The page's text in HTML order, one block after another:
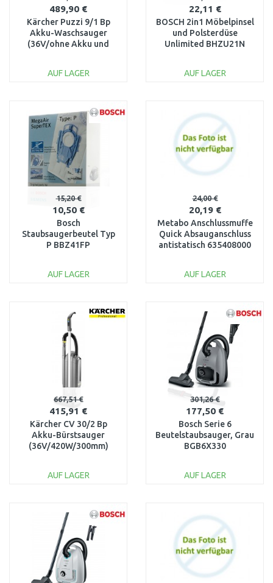
489,90 €
Kärcher Puzzi 9/1 Bp
Akku-Waschsauger
(36V/ohne Akku und
AUF LAGER
Vergleichen
22,11 €
BOSCH 2in1 Möbelpinsel
und Polsterdüse
Unlimited BHZU21N
AUF LAGER
Vergleichen
15,20 €
10,50 €
Bosch
Staubsaugerbeutel Typ
P BBZ41FP
AUF LAGER
Vergleichen
24,00 €
20,19 €
Metabo Anschlussmuffe
Quick Absauganschluss
antistatisch 635408000
AUF LAGER
Vergleichen
667,51 €
415,91 €
Kärcher CV 30/2 Bp
Akku-Bürstsauger
(36V/420W/300mm)
AUF LAGER
Vergleichen
301,26 €
177,50 €
Bosch Serie 6
Beutelstaubsauger, Grau
BGB6X330
AUF LAGER
Vergleichen